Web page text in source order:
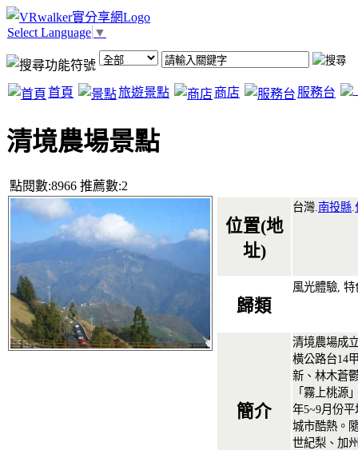
Select Language ▼
首頁 旅遊景點 商店 服務台
清境農場景點
點閱數:8966 推薦數:2
位置(地
址)
台灣. 南投縣
歸類
風光體驗,
簡介
清境農場成
橫公路台14
新、林木蒼
「霧上桃源
年5~9月份平
城市酷熱。
世紀梨、加